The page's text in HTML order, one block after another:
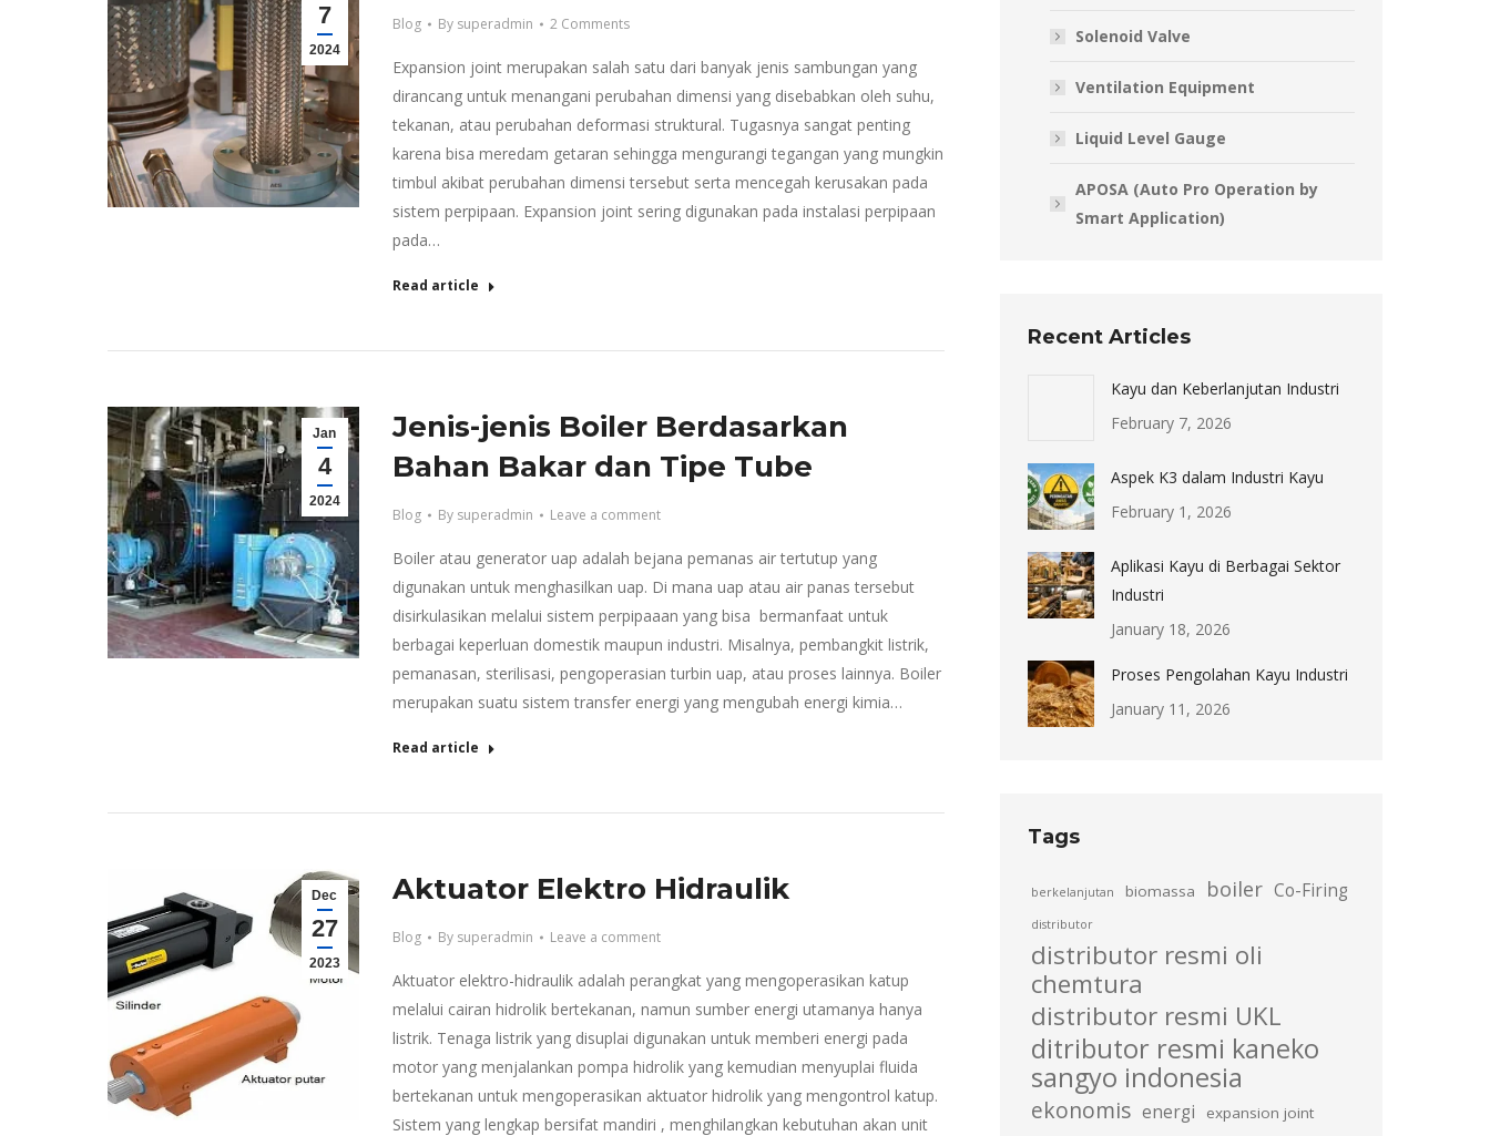
7
2024
Blog By superadmin 2 Comments
Expansion joint merupakan salah satu dari banyak jenis sambungan yang
dirancang untuk menangani perubahan dimensi yang disebabkan oleh suhu,
tekanan, atau perubahan deformasi struktural. Tugasnya sangat penting
karena bisa meredam getaran sehingga mengurangi tegangan yang mungkin
timbul akibat perubahan dimensi tersebut serta mencegah kerusakan pada
sistem perpipaan. Expansion joint sering digunakan pada instalasi perpipaan
pada…
Read article
Jan
4
2024
Jenis-jenis Boiler Berdasarkan
Bahan Bakar dan Tipe Tube
Blog By superadmin Leave a comment
Boiler atau generator uap adalah bejana pemanas air tertutup yang
digunakan untuk menghasilkan uap. Di mana uap atau air panas tersebut
disirkulasikan melalui sistem perpipaaan yang bisa bermanfaat untuk
berbagai keperluan domestik maupun industri. Misalnya, pembangkit listrik,
pemanasan, sterilisasi, pengoperasian turbin uap, atau proses lainnya. Boiler
merupakan suatu sistem transfer energi yang mengubah energi kimia…
Read article
Dec
27
2023
Aktuator Elektro Hidraulik
Blog By superadmin Leave a comment
Aktuator elektro-hidraulik adalah perangkat yang mengoperasikan katup
melalui cairan hidrolik bertekanan, namun sumber energi utamanya hanya
listrik. Tenaga listrik yang disuplai digunakan untuk memberi energi pada
motor yang menjalankan pompa hidrolik yang kemudian menyuplai fluida
bertekanan untuk mengoperasikan aktuator hidrolik yang mengontrol katup.
Sistem yang lengkap bersifat mandiri , menghilangkan kebutuhan akan unit
Solenoid Valve
Ventilation Equipment
Liquid Level Gauge
APOSA (Auto Pro Operation by
Smart Application)
Recent Articles
Kayu dan Keberlanjutan Industri
February 7, 2026
Aspek K3 dalam Industri Kayu
February 1, 2026
Aplikasi Kayu di Berbagai Sektor
Industri
January 18, 2026
Proses Pengolahan Kayu Industri
January 11, 2026
Tags
berkelanjutan biomassa boiler Co-Firing
distributor
distributor resmi oli
chemtura
distributor resmi UKL
ditributor resmi kaneko
sangyo indonesia
ekonomis energi
expansion joint